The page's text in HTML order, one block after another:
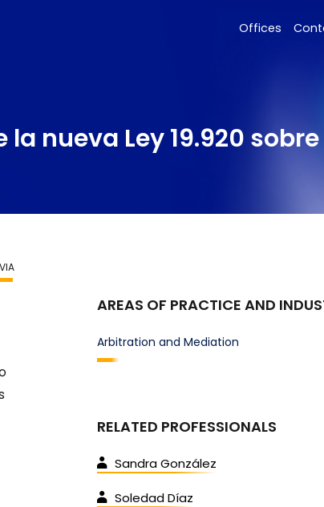
Offices
nueva Ley 19.920
AREAS OF PRACTICE AND
Arbitration and Mediation
RELATED PROFESSIONALS
Sandra González
Soledad Díaz